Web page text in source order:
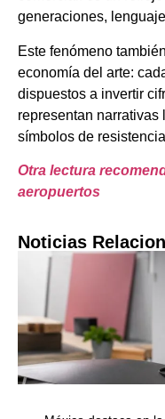
generaciones,
Este fenómeno
economía del arte:
dispuestos a invertir
representan
símbolos de
Otra lectura
aeropuertos
Noticias